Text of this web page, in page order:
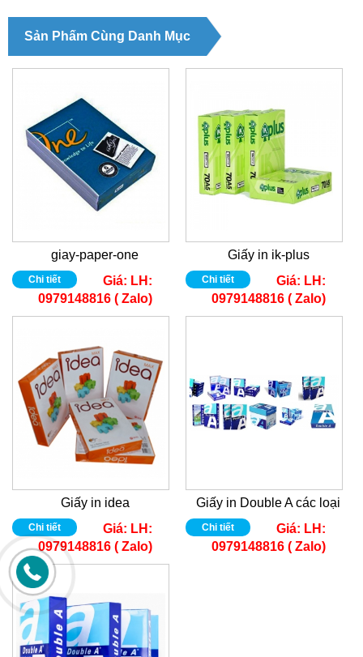
Sản Phẩm Cùng Danh Mục
giay-paper-one
Chi tiết Giá: LH:
0979148816 ( Zalo)
Giấy in ik-plus
Chi tiết Giá: LH:
0979148816 ( Zalo)
Giấy in idea
Chi tiết Giá: LH:
0979148816 ( Zalo)
Giấy in Double A các loại
Chi tiết Giá: LH:
0979148816 ( Zalo)